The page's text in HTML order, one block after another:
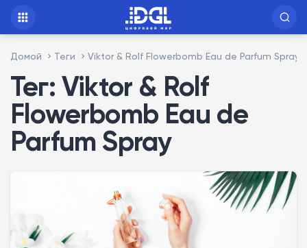
Домой Теги Viktor & Rolf Flowerbomb Eau de Parfum Spray
Тег: Viktor & Rolf
Flowerbomb Eau de
Parfum Spray